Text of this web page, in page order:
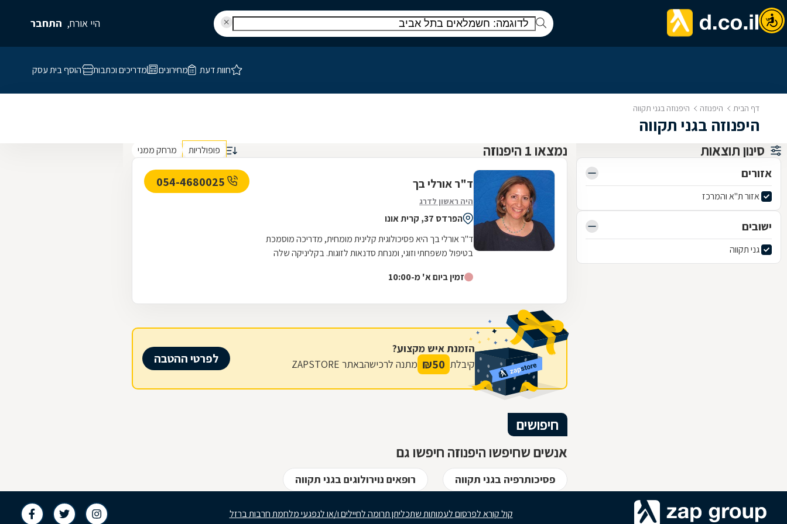
היי אורח, התחבר
חוות דעת מחירונים מדריכים וכתבות הוסף בית עסק
דף הבית היפנוזה היפנוזה בגני תקווה
היפנוזה בגני תקווה
סינון תוצאות
אזורים
אזור ת"א והמרכז
ישובים
גני תקווה
נמצאו 1 היפנוזה פופולריות מרחק ממני
ד"ר אורלי בך
היה ראשון לדרג
הפרדס 37, קרית אונו
ד''ר אורלי בך היא פסיכולוגית קלינית מומחית, מדריכה מוסמכת
בטיפול משפחתי וזוגי, ומנחת סדנאות לזוגות. בקליניקה שלה
זמין ביום א' מ-10:00
הזמנת איש מקצוע?
קיבלת 50
₪ מתנה לרכישהבאתר ZAPSTORE לפרטי ההטבה
חיפושים
אנשים שחיפשו היפנוזה חיפשו גם
פסיכותרפיה בגני תקווה רופאים נוירולוגים בגני תקווה
קול קורא לפרסום לעמותות שתכליתן תרומה לחיילים ו/או לנפגעי מלחמת חרבות ברזל